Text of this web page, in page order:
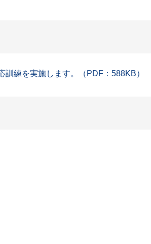
訓練を実施します。（PDF：588KB）